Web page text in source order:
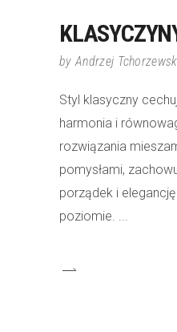
by Andrzej
Styl klasyczny
harmonia i
rozwiązania
pomysłami,
porządek i
poziomie.